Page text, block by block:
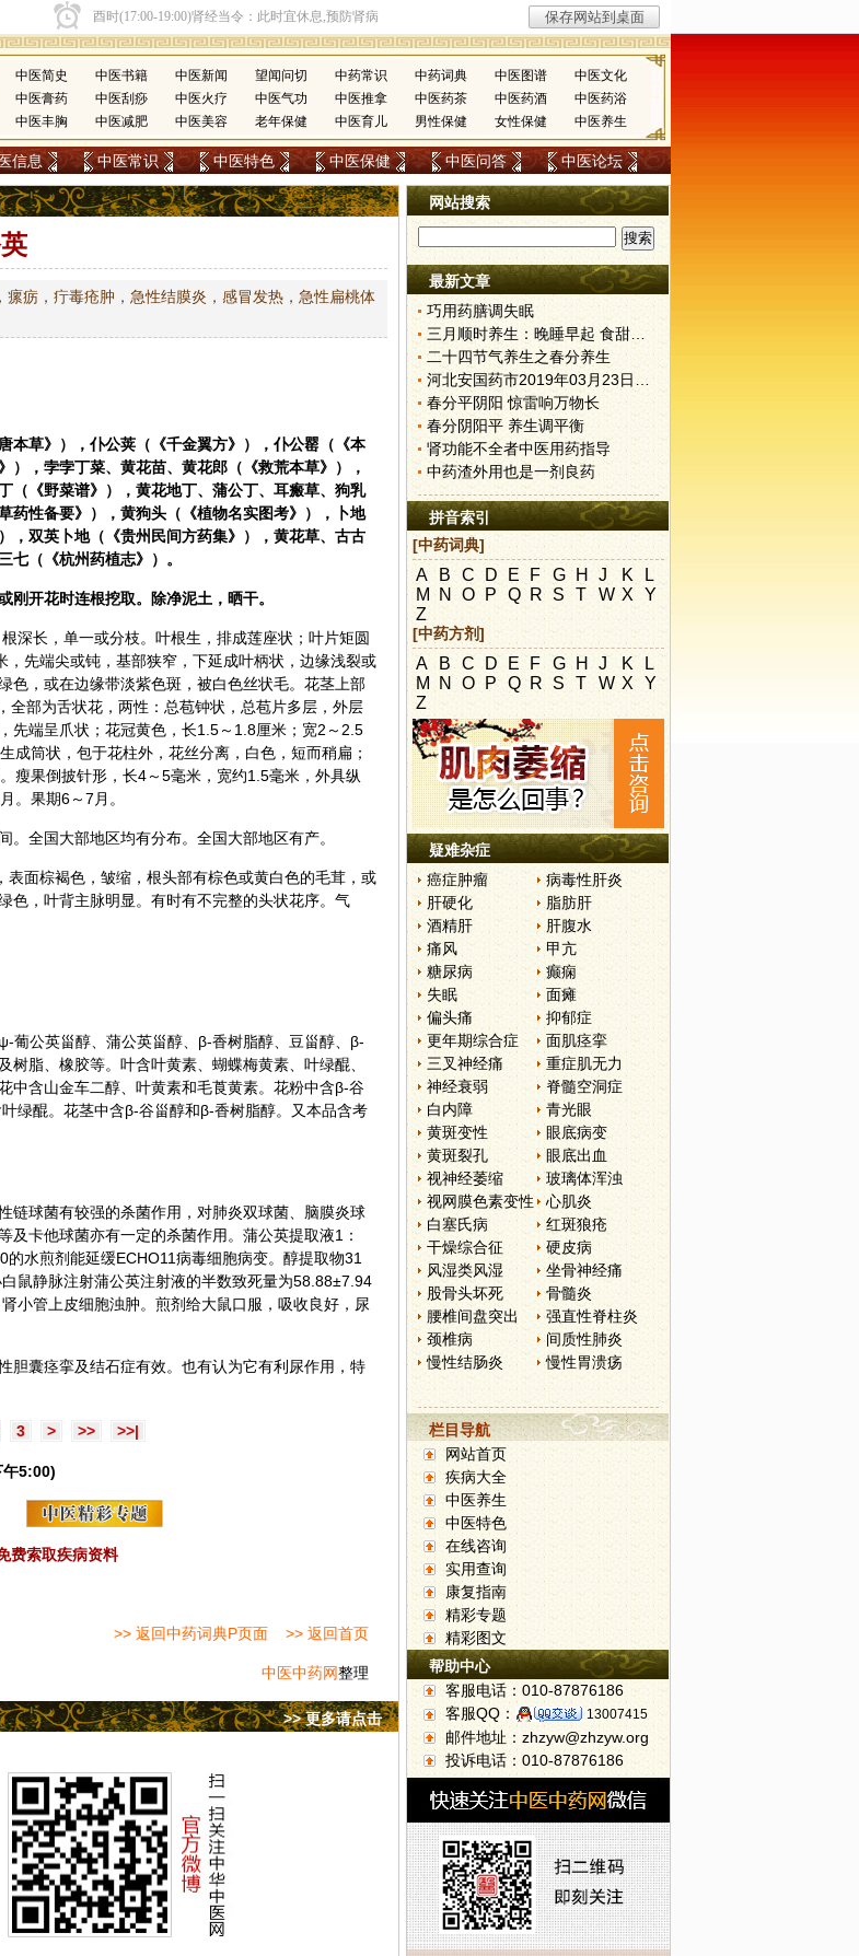
中医简史 中医书籍 中医新闻 望闻问切 中药常识 中药词典 中医图谱
中医文化
中医膏药 中医刮痧 中医火疗 中医气功 中医推拿 中医药茶 中医药酒
中医药浴
中医丰胸 中医减肥 中医美容 老年保健 中医育儿 男性保健 女性保健 中医养生
信息 中医常识 中医特色 中医保健 中医问答 中医论坛
疬，疔毒疮肿，急性结膜炎，感冒发热，急性扁桃体
本草》），仆公荚（《千金翼方》），仆公罂（《本
，孛孛丁菜、黄花苗、黄花郎（《救荒本草》），
（《野菜谱》），黄花地丁、蒲公丁、耳瘢草、狗乳
药性备要》），黄狗头（《植物名实图考》），卜地
，双英卜地（《贵州民间方药集》），黄花草、古古
七 （《杭州药植志》）。
刚开花时连根挖取。除净泥土，晒干。
深长，单一或分枝。叶根生，排成莲座状；叶片矩圆
先端尖或钝，基部狭窄，下延成叶柄状，边缘浅裂或
色，或在边缘带淡紫色斑，被白色丝状毛。花茎上部
部为舌状花，两性：总苞钟状，总苞片多层，外层
先端呈爪状；花冠黄色，长1.5～1.8厘米；宽2～2.5
成筒状，包于花柱外，花丝分离，白色，短而稍扁；
瘦果倒披针形，长4～5毫米，宽约1.5毫米，外具纵
。果期6～7月。
。全国大部地区均有分布。全国大部地区有产。
表面棕褐色，皱缩，根头部有棕色或黄白色的毛茸，或
色，叶背主脉明显。有时有不完整的头状花序。气
葡公英甾醇、蒲公英甾醇、β-香树脂醇、豆甾醇、β-
脂、橡胶等。叶含叶黄素、蝴蝶梅黄素、叶绿醌、
中含山金车二醇、叶黄素和毛莨黄素。花粉中含β-谷
绿醌。花茎中含β-谷甾醇和β-香树脂醇。又本品含考
链球菌有较强的杀菌作用，对肺炎双球菌、脑膜炎球
卡他球菌亦有一定的杀菌作用。蒲公英提取液1：
水煎剂能延缓ECHO11病毒细胞病变。醇提取物31
鼠静脉注射蒲公英注射液的半数致死量为58.88±7.94
小管上皮细胞浊肿。煎剂给大鼠口服，吸收良好，尿
胆囊痉挛及结石症有效。也有认为它有利尿作用，特
3 > >> >>|
午5:00)
费索取疾病资料
>> 返回中药词典P页面 >> 返回首页
中医中药网整理
>> 更多请点击
网站搜索
最新文章
巧用药膳调失眠
三月顺时养生：晚睡早起 食甜养肝
二十四节气养生之春分养生
河北安国药市2019年03月23日快讯
春分平阴阳 惊雷响万物长
春分阴阳平 养生调平衡
肾功能不全者中医用药指导
中药渣外用也是一剂良药
拼音索引
[中药词典]
A B C D E F G H J K
L
M N O P Q R S T W X
Y
Z
[中药方剂]
A B C D E F G H J K
L
M N O P Q R S T W X
Y
Z
疑难杂症
癌症肿瘤
病毒性肝炎
肝硬化
脂肪肝
酒精肝
肝腹水
痛风
甲亢
糖尿病
癫痫
失眠
面瘫
偏头痛
抑郁症
更年期综合症
面肌痉挛
三叉神经痛
重症肌无力
神经衰弱
脊髓空洞症
白内障
青光眼
黄斑变性
眼底病变
黄斑裂孔
眼底出血
视神经萎缩
玻璃体浑浊
视网膜色素变性
心肌炎
白塞氏病
红斑狼疮
干燥综合征
硬皮病
风湿类风湿
坐骨神经痛
股骨头坏死
骨髓炎
腰椎间盘突出
强直性脊柱炎
颈椎病
间质性肺炎
慢性结肠炎
慢性胃溃疡
栏目导航
网站首页
疾病大全
中医养生
中医特色
在线咨询
实用查询
康复指南
精彩专题
精彩图文
帮助中心
客服电话：010-87876186
客服QQ：
13007415
邮件地址：zhzyw@zhzyw.org
投诉电话：010-87876186